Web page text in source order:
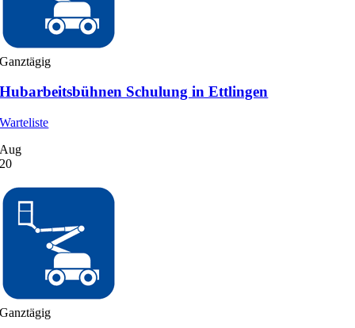
Ganztägig
Hubarbeitsbühnen Schulung in Ettlingen
Warteliste
Aug
20
Ganztägig